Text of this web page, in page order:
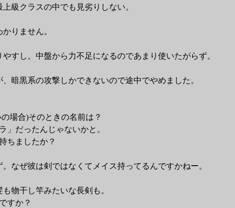
級クラスの中でも見劣りしない。
りません。
すし。中盤から力不足になるのであまり使いたがらず。
暗黒系の攻撃しかできないので途中でやめました。
場合)そのときの名前は？
」だったんじゃないかと。
ちましたか？
なぜ彼は剣ではなくてメイス持ってるんですかねー。
物干し竿みたいな長剣も。
すか？